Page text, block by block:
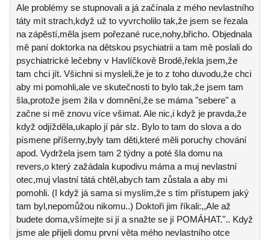
Ale problémy se stupnovali a já začínala z mého nevlastního
táty mít strach,když už to vyvrcholilo tak,že jsem se řezala
na zápěstí,měla jsem pořezané ruce,nohy,břicho. Objednala
mě paní doktorka na dětskou psychiatrii a tam mě poslali do
psychiatrické lečebny v Havlíčkově Brodě,řekla jsem,že
tam chci jít. Všichni si mysleli,že je to z toho duvodu,že chci
aby mi pomohli,ale ve skutečnosti to bylo tak,že jsem tam
šla,protože jsem žila v domnění,že se máma "sebere" a
začne si mě znovu více všimat. Ale nic,i když je pravda,že
když odjížděla,ukaplo jí pár slz. Bylo to tam do slova a do
písmene příšerny,byly tam děti,které měli poruchy chování
apod. Vydržela jsem tam 2 týdny a poté šla domu na
revers,o který zažádala kupodivu máma a muj nevlastní
otec,muj vlastní tátá chtěl,abych tam zůstala a aby mi
pomohli. (I když já sama si myslím,že s tím přístupem jaký
tam byl,nepomůžou nikomu..) Doktoři jim říkali:,,Ale až
budete doma,všímejte si jí a snažte se jí POMÁHAT.".. Když
jsme ale přijeli domu první věta mého nevlastního otce